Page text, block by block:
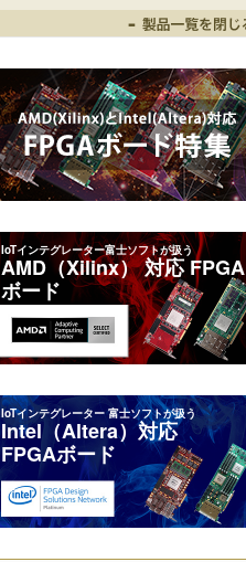
IoTインテグレーター富士ソフトが扱う
AMD（Xilinx） 対応 FPGA
ボード
IoTインテグレーター 富士ソフトが扱う
Intel（Altera）対応
FPGAボード